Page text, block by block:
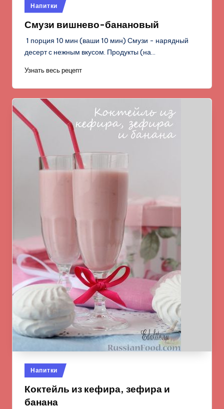
Опубликовано
в
Напитки
Смузи вишнево-банановый
1 порция 10 мин (ваши 10 мин) Смузи - нарядный
десерт с нежным вкусом. Продукты (на…
Узнать весь рецепт
Опубликовано
в
Напитки
Коктейль из кефира, зефира и
банана